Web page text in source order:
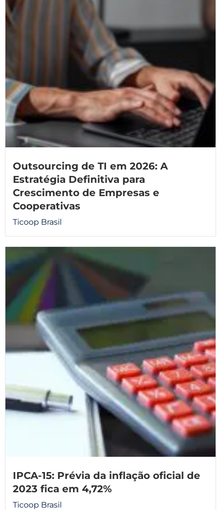
Outsourcing de TI em 2026: A
Estratégia Definitiva para
Crescimento de Empresas e
Cooperativas
Ticoop Brasil
IPCA-15: Prévia da inflação oficial de
2023 fica em 4,72%
Ticoop Brasil